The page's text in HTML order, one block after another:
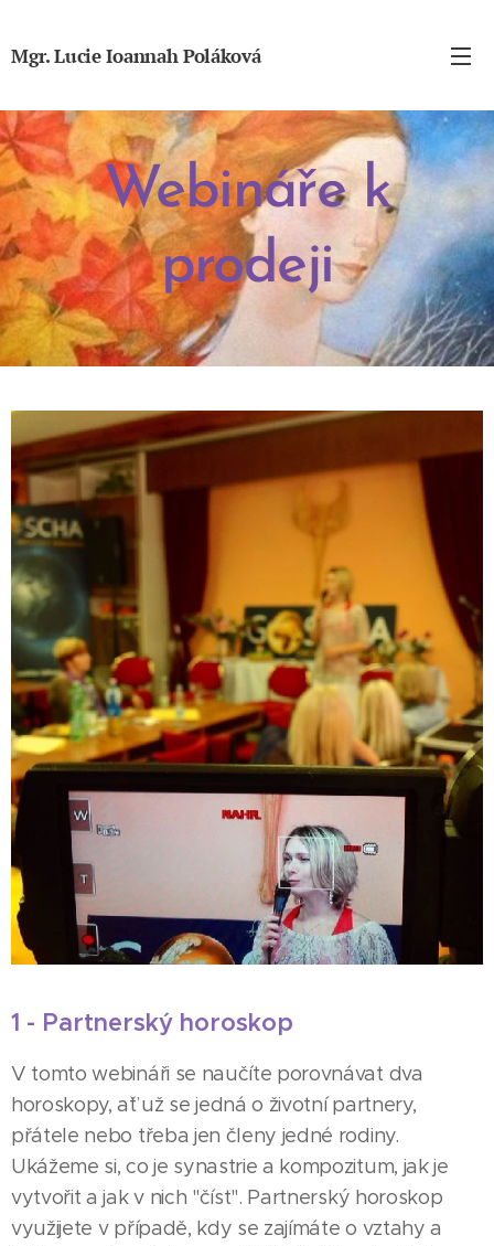
Mgr. Lucie Ioannah Poláková
Webináře k
prodeji
1 - Partnerský horoskop
V tomto webináři se naučíte porovnávat dva
horoskopy, aˇť už se jedná o životní partnery,
přátele nebo třeba jen členy jedné rodiny.
Ukážeme si, co je synastrie a kompozitum, jak je
vytvořit a jak v nich "číst". Partnerský horoskop
využijete v případě, kdy se zajímáte o vztahy a